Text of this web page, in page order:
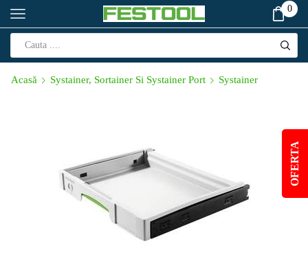
0
Acasă Systainer, Sortainer Si Systainer Port Systainer
OFERTA